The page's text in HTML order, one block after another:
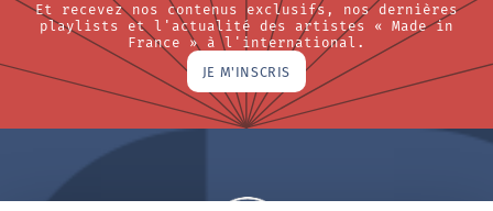
Et recevez nos contenus exclusifs, nos dernières
playlists et l'actualité des artistes « Made in
France » à l'international.
JE M'INSCRIS